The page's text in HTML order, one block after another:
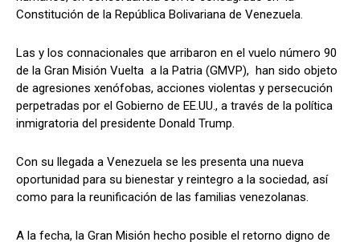
Constitución de la República Bolivariana de Venezuela.
Las y los connacionales que arribaron en el vuelo número 90
de la Gran Misión Vuelta a la Patria (GMVP), han sido objeto
de agresiones xenófobas, acciones violentas y persecución
perpetradas por el Gobierno de EE.UU., a través de la política
inmigratoria del presidente Donald Trump.
Con su llegada a Venezuela se les presenta una nueva
oportunidad para su bienestar y reintegro a la sociedad, así
como para la reunificación de las familias venezolanas.
A la fecha, la Gran Misión hecho posible el retorno digno de